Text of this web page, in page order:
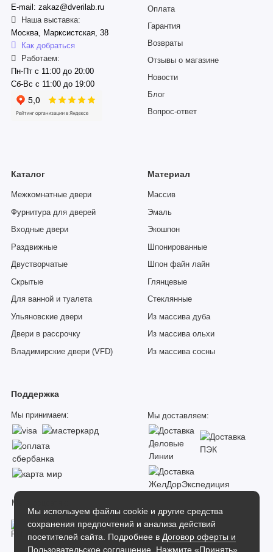
Мы используем файлы cookie и другие средства
сохранения предпочтений и анализа действий
посетителей сайта. Подробнее в Договор оферты и
Пользовательское соглашение . Нажмите «Принять»,
E-mail: zakaz@dverilab.ru
Наша выставка:
Москва, Марксистская, 38
Как добраться
Работаем:
Пн-Пт с 11:00 до 20:00
Сб-Вс с 11:00 до 19:00
Оплата
Гарантия
Возвраты
Отзывы о магазине
Новости
Блог
Вопрос-ответ
Каталог
Межкомнатные двери
Фурнитура для дверей
Входные двери
Раздвижные
Двустворчатые
Скрытые
Для ванной и туалета
Ульяновские двери
Двери в рассрочку
Владимирские двери (VFD)
Материал
Массив
Эмаль
Экошпон
Шпонированные
Шпон файн лайн
Глянцевые
Стеклянные
Из массива дуба
Из массива ольхи
Из массива сосны
Поддержка
Мы принимаем: Мы доставляем:
Мы в соцсетях: